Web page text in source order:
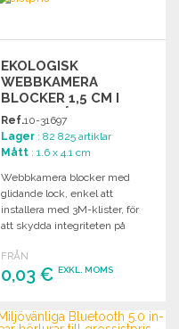
EKOLOGISK
WEBBKAMERA
BLOCKER 1,5 CM I
VETESTRÅ
Ref.10-31697
Lager : 82 825 artiklar
Mått : 1.6 x 4.1 cm
Webbkamera blocker med
glidande lock, enkel att
installera med 3M-klister, för
att skydda integriteten på
FRÅN
0,03 €EXKL. MOMS
BESTÄLL